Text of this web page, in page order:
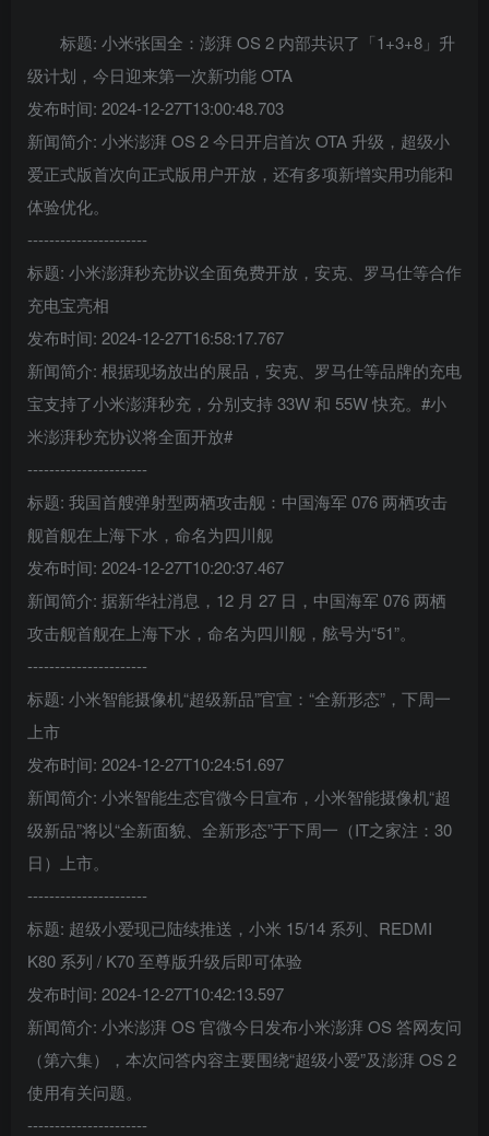
标题: 小米张国全：澎湃 OS 2 内部共识了「1+3+8」升
级计划，今日迎来第一次新功能 OTA
发布时间: 2024-12-27T13:00:48.703
新闻简介: 小米澎湃 OS 2 今日开启首次 OTA 升级，超级小
爱正式版首次向正式版用户开放，还有多项新增实用功能和
体验优化。
----------------------
标题: 小米澎湃秒充协议全面免费开放，安克、罗马仕等合作
充电宝亮相
发布时间: 2024-12-27T16:58:17.767
新闻简介: 根据现场放出的展品，安克、罗马仕等品牌的充电
宝支持了小米澎湃秒充，分别支持 33W 和 55W 快充。#小
米澎湃秒充协议将全面开放#
----------------------
标题: 我国首艘弹射型两栖攻击舰：中国海军 076 两栖攻击
舰首舰在上海下水，命名为四川舰
发布时间: 2024-12-27T10:20:37.467
新闻简介: 据新华社消息，12 月 27 日，中国海军 076 两栖
攻击舰首舰在上海下水，命名为四川舰，舷号为“51”。
----------------------
标题: 小米智能摄像机“超级新品”官宣：“全新形态”，下周一
上市
发布时间: 2024-12-27T10:24:51.697
新闻简介: 小米智能生态官微今日宣布，小米智能摄像机“超
级新品”将以“全新面貌、全新形态”于下周一（IT之家注：30
日）上市。
----------------------
标题: 超级小爱现已陆续推送，小米 15/14 系列、REDMI
K80 系列 / K70 至尊版升级后即可体验
发布时间: 2024-12-27T10:42:13.597
新闻简介: 小米澎湃 OS 官微今日发布小米澎湃 OS 答网友问
（第六集），本次问答内容主要围绕“超级小爱”及澎湃 OS 2
使用有关问题。
----------------------